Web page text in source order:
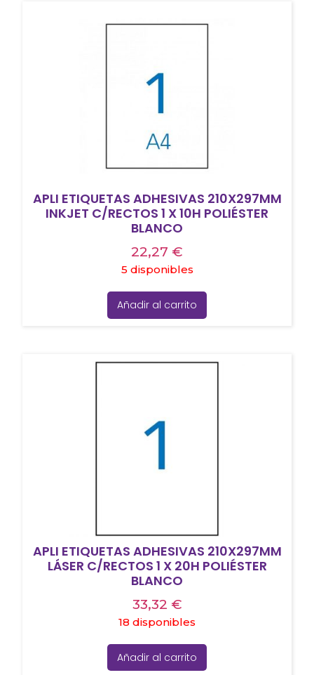
APLI ETIQUETAS ADHESIVAS 210X297MM
INKJET C/RECTOS 1 X 10H POLIÉSTER
BLANCO
22,27 €
5 disponibles
Añadir al carrito
APLI ETIQUETAS ADHESIVAS 210X297MM
LÁSER C/RECTOS 1 X 20H POLIÉSTER
BLANCO
33,32 €
18 disponibles
Añadir al carrito